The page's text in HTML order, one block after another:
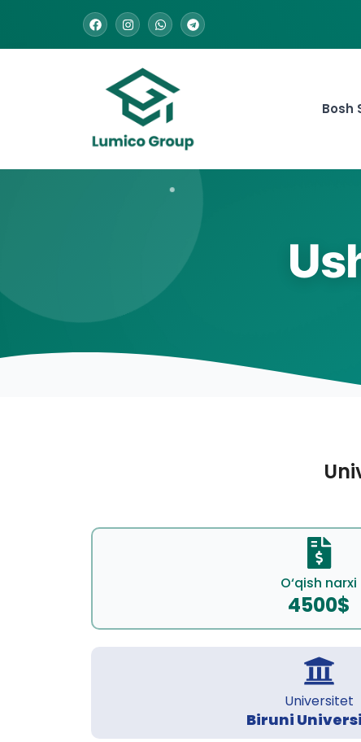
Bosh
O‘qish narxi
4500$
Universitet
Biruni